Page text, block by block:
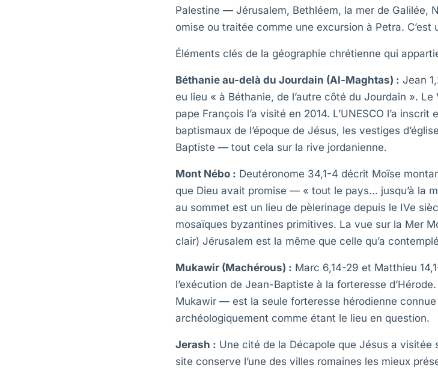
Palestine — Jérusalem, Bethléem, la mer de Galilée,
omise ou traitée comme une excursion à Petra.
Éléments clés de la géographie chrétienne qui
Béthanie au-delà du Jourdain (Al-Maghtas) : Jean
eu lieu « à Béthanie, de l’autre côté du Jourdain ».
pape François l’a visité en 2014. L’UNESCO l’a
baptismaux de l’époque de Jésus, les vestiges
Baptiste — tout cela sur la rive jordanienne.
Mont Nébo : Deutéronome 34,1-4 décrit Moïse
que Dieu avait promise — « tout le pays… jusqu’à la
au sommet est un lieu de pèlerinage depuis le IVe
mosaïques byzantines primitives. La vue sur la Mer
clair) Jérusalem est la même que celle qu’a
Mukawir (Machérous) : Marc 6,14-29 et Matthieu
l’exécution de Jean-Baptiste à la forteresse
Mukawir — est la seule forteresse hérodienne
archéologiquement comme étant le lieu en question.
Jerash : Une cité de la Décapole que Jésus a visitée
site conserve l’une des villes romaines les mieux